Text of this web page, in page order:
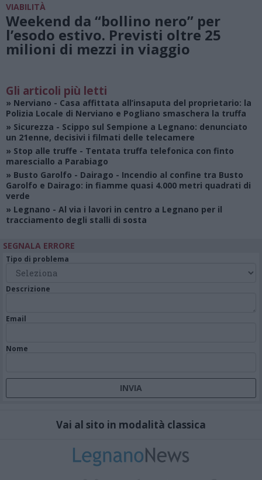
VIABILITÀ
Weekend da “bollino nero” per
l’esodo estivo. Previsti oltre 25
milioni di mezzi in viaggio
Gli articoli più letti
» Nerviano - Casa affittata all’insaputa del proprietario: la
Polizia Locale di Nerviano e Pogliano smaschera la truffa
» Sicurezza - Scippo sul Sempione a Legnano: denunciato
un 21enne, decisivi i filmati delle telecamere
» Stop alle truffe - Tentata truffa telefonica con finto
maresciallo a Parabiago
» Busto Garolfo - Dairago - Incendio al confine tra Busto
Garolfo e Dairago: in fiamme quasi 4.000 metri quadrati di
verde
» Legnano - Al via i lavori in centro a Legnano per il
tracciamento degli stalli di sosta
SEGNALA ERRORE
Tipo di problema
Descrizione
Email
Nome
Vai al sito in modalità classica